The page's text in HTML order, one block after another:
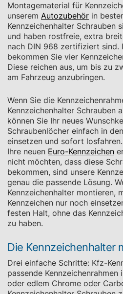
Montagematerial für
unserem Autozubehör in
Kennzeichenhalter Schrauben
und haben rostfreie, extra
nach DIN 968 zertifiziert sind.
bekommen Sie vier
Diese reichen aus, um bis zu
am Fahrzeug anzubringen.
Wenn Sie die
Kennzeichenhalter Schrauben
können Sie Ihr neues
Schraubenlöcher einfach in
einsetzen und sofort
Ihre neuen Euro-Kennzeichen
nicht möchten, dass diese
bekommen, sind unsere
genau die passende Lösung.
Kennzeichenhalter montieren,
Kennzeichen nur noch
festen Halt, ohne das
zu haben.
Die Kennzeichenhalter
Drei einfache Schritte: Kfz-
passende
oder edlem Chrome oder